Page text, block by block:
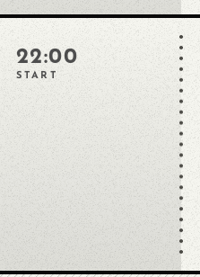
22:00
START